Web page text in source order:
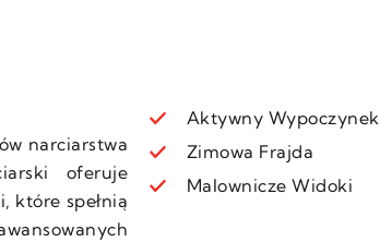
narciarstwa
oferuje
które spełnią
Aktywny Wypoczynek
Zimowa Frajda
Malownicze Widoki